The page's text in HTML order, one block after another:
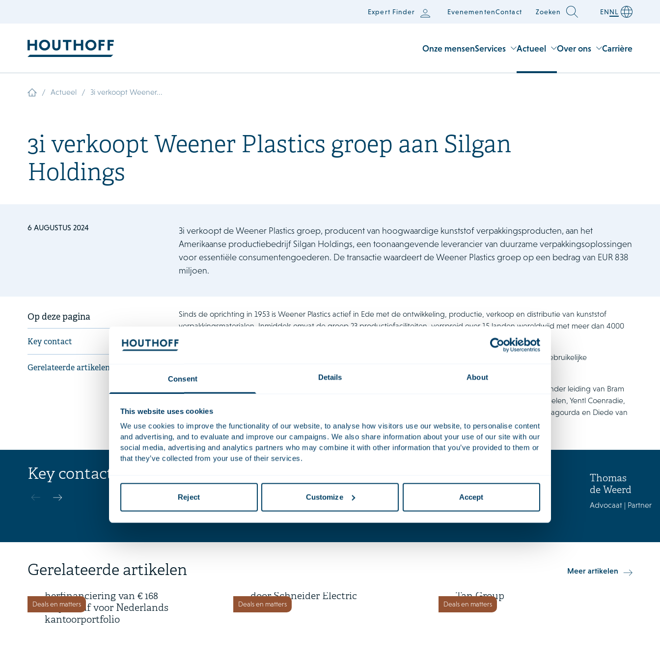
Consent Details About
This website uses cookies
We use cookies to improve the functionality of our website, to analyse how visitors use our website, to personalise content
and advertising, and to evaluate and improve our campaigns. We also share information about your use of our site with our
social media, advertising and analytics partners who may combine it with other information that you’ve provided to them or
that they’ve collected from your use of their services.
Reject Customize Accept
Expert Finder EvenementenContact Zoeken ENNL
Onze mensenServices Actueel Over ons Carrière
/ Actueel / 3i verkoopt Weener...
3i verkoopt Weener Plastics groep aan Silgan
Holdings
6 AUGUSTUS 2024
3i verkoopt de Weener Plastics groep, producent van hoogwaardige kunststof verpakkingsproducten, aan het
Amerikaanse productiebedrijf Silgan Holdings, een toonaangevende leverancier van duurzame verpakkingsoplossingen
voor essentiële consumentengoederen. De transactie waardeert de Weener Plastics groep op een bedrag van EUR 838
miljoen.
Op deze pagina
Key contact
Gerelateerde artikelen
Sinds de oprichting in 1953 is Weener Plastics actief in Ede met de ontwikkeling, productie, verkoop en distributie van kunststof
verpakkingsmaterialen. Inmiddels omvat de groep 23 productiefaciliteiten, verspreid over 15 landen wereldwijd met meer dan 4000
De transactie zal naar verwachting in het vierde kwartaal van 2024 worden afgerond en is afhankelijk van de gebruikelijke
Houthoff adviseerde Willkie Farr & Gallagher LLP bij de Nederlandsrechtelijke aspecten. Het Houthoff team, onder leiding van Bram
Caudri, bestond uit Kyoko Tollenaar, Jet Stolk, Jeroen van Mourik, Thomas de Weerd, Ivar Brouwer, Wijnand Peelen, Yentl Coenradie,
Kasper van der Sanden, Zinke Lansink, Fleur Tuinzing, Myrthe Prinsze, Nicole Bilderbeek, Jet Akkerman, Danai Bagourda en Diede van
der Voort.
Key contact
Thomas
de Weerd
Advocaat | Partner
Gerelateerde artikelen Meer artikelen
Deals en matters
16 juli 2026
herfinanciering van € 168
miljoen af voor Nederlands
kantoorportfolio
Deals en matters
door Schneider Electric
Deals en matters
Tan Group